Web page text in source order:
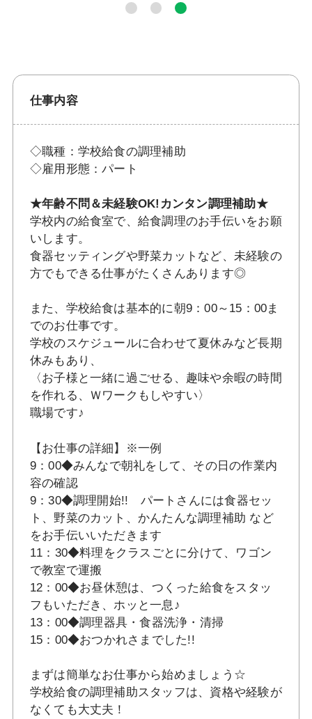
仕事内容
◇職種：学校給食の調理補助
◇雇用形態：パート
★年齢不問＆未経験OK!カンタン調理補助★
学校内の給食室で、給食調理のお手伝いをお願
いします。
食器セッティングや野菜カットなど、未経験の
方でもできる仕事がたくさんあります◎
また、学校給食は基本的に朝9：00～15：00ま
でのお仕事です。
学校のスケジュールに合わせて夏休みなど長期
休みもあり、
〈お子様と一緒に過ごせる、趣味や余暇の時間
を作れる、Ｗワークもしやすい〉
職場です♪
【お仕事の詳細】※一例
9：00◆みんなで朝礼をして、その日の作業内
容の確認
9：30◆調理開始!! パートさんには食器セッ
ト、野菜のカット、かんたんな調理補助 など
をお手伝いいただきます
11：30◆料理をクラスごとに分けて、ワゴン
で教室で運搬
12：00◆お昼休憩は、つくった給食をスタッ
フもいただき、ホッと一息♪
13：00◆調理器具・食器洗浄・清掃
15：00◆おつかれさまでした!!
まずは簡単なお仕事から始めましょう☆
学校給食の調理補助スタッフは、資格や経験が
なくても大丈夫！